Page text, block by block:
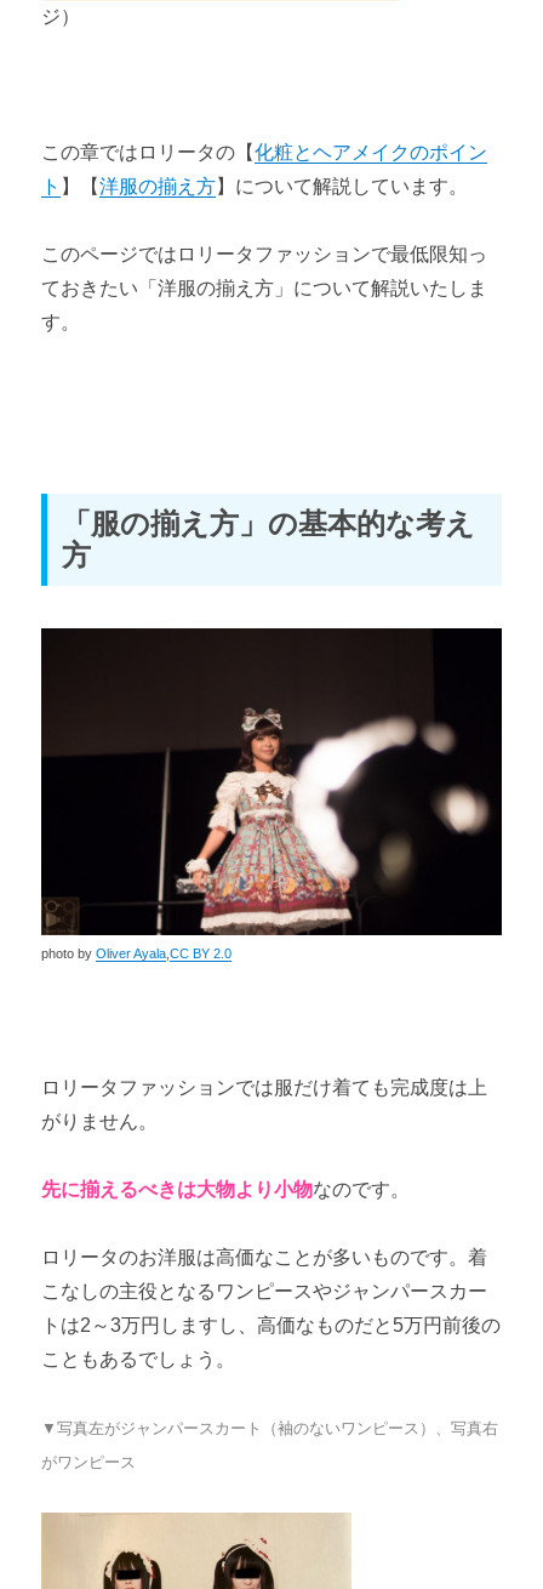
流行した理由 ～下妻物語の登場～
オタク文化との融合
ロリータファッションの流行の終息
【音楽】【文学】【オタク文化】の融合
ジャンル分けの哲学
洋服の揃え方
第5章 現実とのバランスを考えて楽しもう
ロリータに対する家族と近所の反応
学校や職場でロリータ服はどうする？
SNSの使い方
いつまでロリータを続けるのか？
「普通」を押し付けるのはやめよう
おわりに ～いつ着始めるか着納めにするかはただの選択肢に
すぎない～
ジ）
この章ではロリータの【化粧とヘアメイクのポイン
ト 】【洋服の揃え方】について解説しています。
このページではロリータファッションで最低限知っ
ておきたい「洋服の揃え方」について解説いたしま
す。
「服の揃え方」の基本的な考え
方
photo byOliver Ayala,CC BY 2.0
ロリータファッションでは服だけ着ても完成度は上
がりません。
先に揃えるべきは大物より小物なのです。
ロリータのお洋服は高価なことが多いものです。着
こなしの主役となるワンピースやジャンパースカー
トは2～3万円しますし、高価なものだと5万円前後の
こともあるでしょう。
▼写真左がジャンパースカート（袖のないワンピース）、写真右
がワンピース